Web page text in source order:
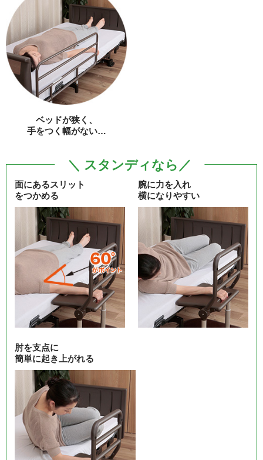
ベッドが狭く、
手をつく幅がない…
＼ スタンディなら／
面にあるスリット
をつかめる
腕に力を入れ
横になりやすい
肘を支点に
簡単に起き上がれる